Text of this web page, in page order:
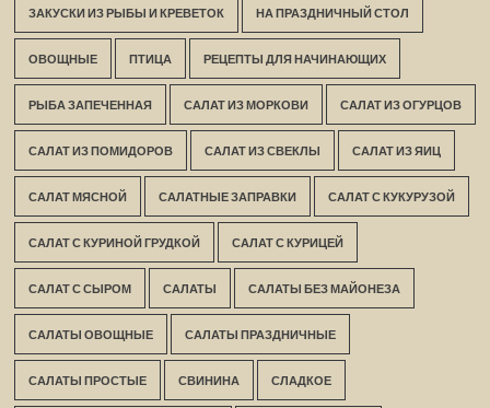
ЗАКУСКИ ИЗ РЫБЫ И КРЕВЕТОК НА ПРАЗДНИЧНЫЙ СТОЛ
ОВОЩНЫЕ ПТИЦА РЕЦЕПТЫ ДЛЯ НАЧИНАЮЩИХ
РЫБА ЗАПЕЧЕННАЯ САЛАТ ИЗ МОРКОВИ САЛАТ ИЗ ОГУРЦОВ
САЛАТ ИЗ ПОМИДОРОВ САЛАТ ИЗ СВЕКЛЫ САЛАТ ИЗ ЯИЦ
САЛАТ МЯСНОЙ САЛАТНЫЕ ЗАПРАВКИ САЛАТ С КУКУРУЗОЙ
САЛАТ С КУРИНОЙ ГРУДКОЙ САЛАТ С КУРИЦЕЙ
САЛАТ С СЫРОМ САЛАТЫ САЛАТЫ БЕЗ МАЙОНЕЗА
САЛАТЫ ОВОЩНЫЕ САЛАТЫ ПРАЗДНИЧНЫЕ
САЛАТЫ ПРОСТЫЕ СВИНИНА СЛАДКОЕ